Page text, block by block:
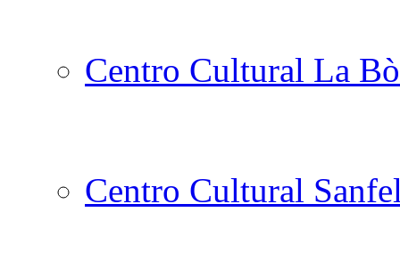
Centro Cultural La
Centro Cultural